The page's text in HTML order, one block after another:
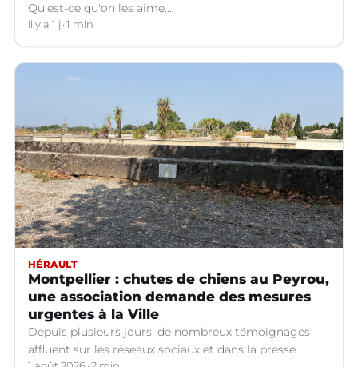
Qu'est-ce qu'on les aime...
il y a 1 j 1 min
HÉRAULT
Montpellier : chutes de chiens au Peyrou,
une association demande des mesures
urgentes à la Ville
Depuis plusieurs jours, de nombreux témoignages
affluent sur les réseaux sociaux et dans la presse